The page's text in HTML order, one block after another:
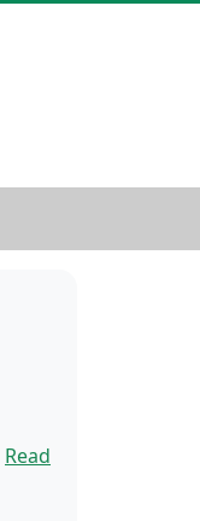
Read